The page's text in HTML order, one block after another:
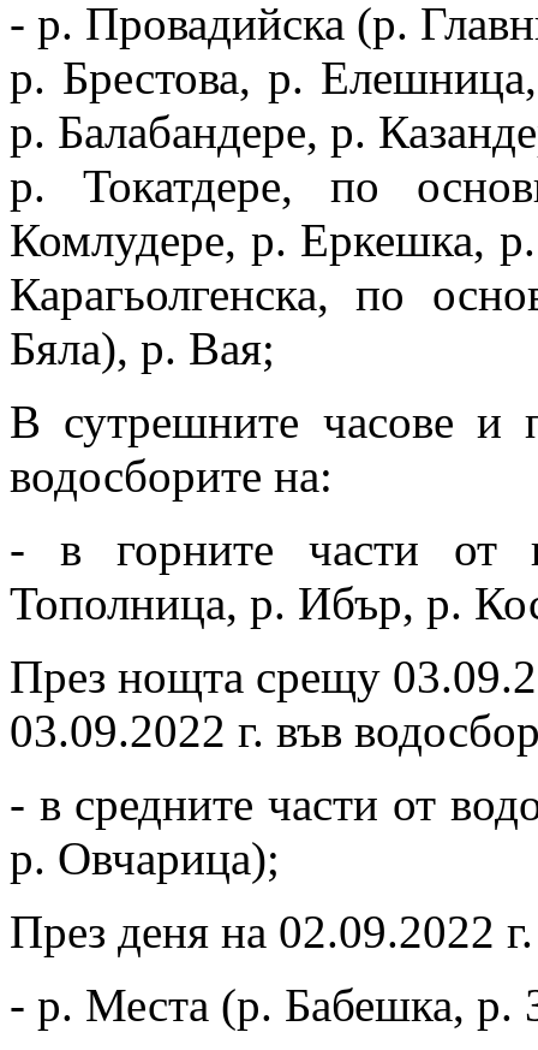
- р. Провадийска (р.
р. Брестова, р.
р. Балабандере, р.
р. Токатдере, по
Комлудере, р. Еркешка,
Карагьолгенска, по
Бяла), р. Вая;
В сутрешните часове и
водосборите на:
- в горните части от
Тополница, р. Ибър, р.
През нощта срещу
03.09.2022 г. във
- в средните части от
р. Овчарица);
През деня на 02.09.2022
- р. Места (р. Бабешка, р.